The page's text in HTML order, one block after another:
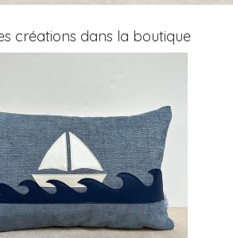
créations dans la boutique